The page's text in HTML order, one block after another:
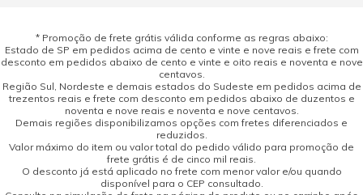
* Promoção de frete grátis válida conforme as regras abaixo:
Estado de SP em pedidos acima de cento e vinte e nove reais e frete com
desconto em pedidos abaixo de cento e vinte e oito reais e noventa e nove
centavos.
Região Sul, Nordeste e demais estados do Sudeste em pedidos acima de
trezentos reais e frete com desconto em pedidos abaixo de duzentos e
noventa e nove reais e noventa e nove centavos.
Demais regiões disponibilizamos opções com fretes diferenciados e
reduzidos.
Valor máximo do item ou valor total do pedido válido para promoção de
frete grátis é de cinco mil reais.
O desconto já está aplicado no frete com menor valor e/ou quando
disponível para o CEP consultado.